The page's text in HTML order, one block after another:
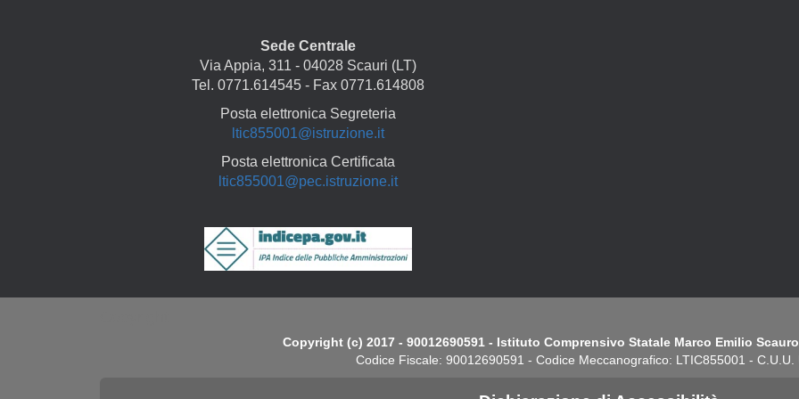
Sede Centrale
Via Appia, 311 - 04028 Scauri (LT)
Tel. 0771.614545 - Fax 0771.614808
Posta elettronica Segreteria
ltic855001@istruzione.it
Posta elettronica Certificata
ltic855001@pec.istruzione.it
Copyright (c) 2017 - 90012690591 - Istituto Comprensivo Statale Marco Emilio
Codice Fiscale: 90012690591 - Codice Meccanografico: LTIC855001 - C.U.U.